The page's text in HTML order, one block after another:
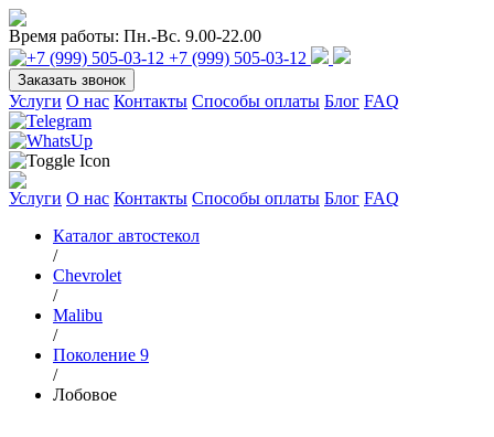
Время работы: Пн.-Вс. 9.00-22.00
+7 (999) 505-03-12
Заказать звонок
Услуги О нас Контакты Способы оплаты Блог FAQ
Услуги О нас Контакты Способы оплаты Блог FAQ
Каталог автостекол
/
Chevrolet
/
Malibu
/
Поколение 9
/
Лобовое